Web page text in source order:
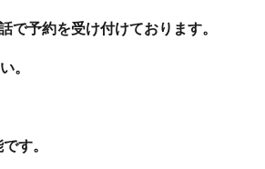
で予約を受け付けております。
。
す。